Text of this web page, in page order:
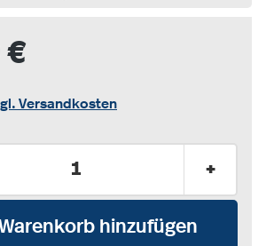
€
Versandkosten
+
hinzufügen